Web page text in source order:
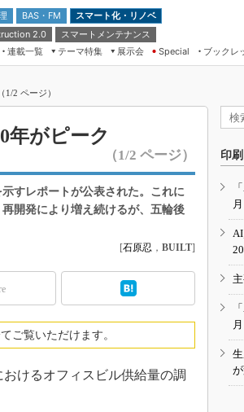
BAS・FM
スマート化・リノベ
2.0
スマートメンテナンス
連載一覧
テーマ特集
の“ゲー
ミライ
展示会
設・測量展
BUILD TOKYO－建
・レジリエンスOSAKA
Special ブックレ
2 ページ）
年がピーク
（1/2 ページ）
すレポートが公表された。これに
開発により増え続けるが、五輪後
[石原忍 ， BUILT]
ご覧いただけます。
けるオフィスビル供給量の調
印